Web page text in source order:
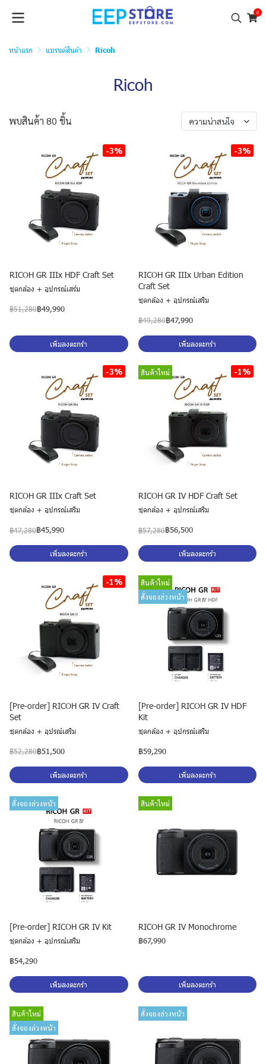
0
หน้าแรก แบรนด์สินค้า Ricoh
Ricoh
พบสินค้า 80 ชิ้น ความน่าสนใจ
-3%
RICOH GR IIIx HDF Craft Set
ชุดกล้อง + อุปกรณ์เสร์ม
฿51,280฿49,990
เพิ่มลงตะกร้า
-3%
RICOH GR IIIx Urban Edition
Craft Set
ชุดกล้อง + อุปกรณ์เสริม
฿49,280฿47,990
เพิ่มลงตะกร้า
-3%
RICOH GR IIIx Craft Set
ชุดกล้อง + อุปกรณ์เสริม
฿47,280฿45,990
เพิ่มลงตะกร้า
สินค้าใหม่ -1%
RICOH GR IV HDF Craft Set
ชุดกล้อง + อุปกรณ์เสริม
฿57,280฿56,500
เพิ่มลงตะกร้า
-1%
[Pre-order] RICOH GR IV Craft
Set
ชุดกล้อง + อุปรณ์เสริม
฿52,280฿51,500
เพิ่มลงตะกร้า
สินค้าใหม่
สั่งจองล่วงหน้า
[Pre-order] RICOH GR IV HDF
Kit
ชุดกล้อง + อุปกรณ์เสริม
฿59,290
เพิ่มลงตะกร้า
สั่งจองล่วงหน้า
[Pre-order] RICOH GR IV Kit
ชุดกล้อง + อุปกรณ์เสริม
฿54,290
เพิ่มลงตะกร้า
สินค้าใหม่
RICOH GR IV Monochrome
฿67,990
เพิ่มลงตะกร้า
สินค้าใหม่
สั่งจองล่วงหน้า
สั่งจองล่วงหน้า